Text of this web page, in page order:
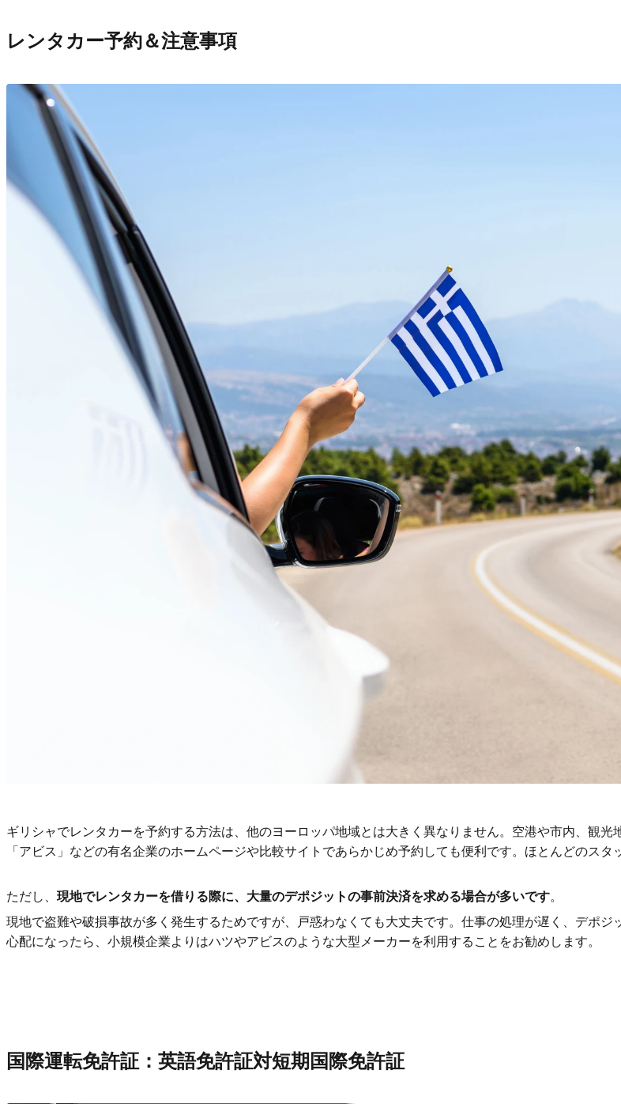
レンタカー予約＆注意事項
ギリシャでレンタカーを予約する方法は、他のヨーロッパ地域とは大きく異なりません。空港や市内、観
「アビス」などの有名企業のホームページや比較サイトであらかじめ予約しても便利です。ほとんどのス
ただし、 現地でレンタカーを借りる際に、大量のデポジットの事前決済を求める場合が多いです。
現地で盗難や破損事故が多く発生するためですが、戸惑わなくても大丈夫です。仕事の処理が遅く、デポ
心配になったら、小規模企業よりはハツやアビスのような大型メーカーを利用することをお勧めします。
国際運転免許証：英語免許証対短期国際免許証